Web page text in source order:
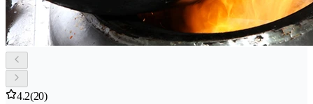
4.2(20)